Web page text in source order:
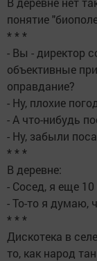
понятие
* * *
- Вы - директор
объективные
оправдание?
- Ну, плохие
- А что-нибудь
- Ну, забыли
* * *
В деревне:
- Сосед, я еще 10
- То-то я думаю,
* * *
Дискотека в
то, как народ